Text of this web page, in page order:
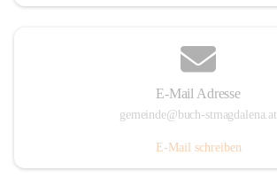
E-Mail Adresse
gemeinde@buch-stmagdalena.at
E-Mail schreiben